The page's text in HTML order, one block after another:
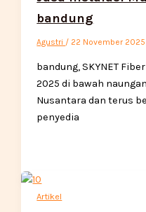
bandung
Agustri / 22 November 2025
bandung, SKYNET
2025 di bawah
Nusantara dan terus
penyedia
Artikel